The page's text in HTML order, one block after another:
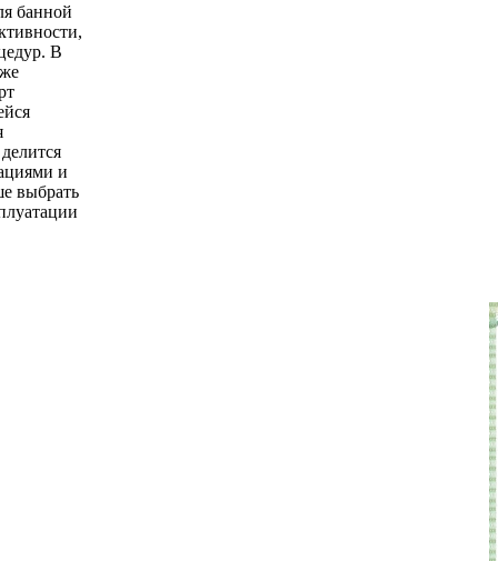
банной
В
и
выбрать